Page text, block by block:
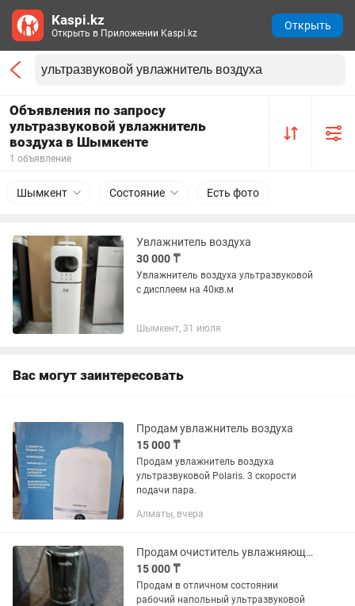
Объявления по запросу
ультразвуковой увлажнитель
воздуха в Шымкенте
1 объявление
Шымкент Состояние Есть фото
Увлажнитель воздуха
30 000 ₸
Увлажнитель воздуха ультразвуковой
с дисплеем на 40кв.м
Шымкент, 31 июля
Вас могут заинтересовать
Продам увлажнитель воздуха
15 000 ₸
Продам увлажнитель воздуха
ультразвуковой Polaris. 3 скорости
подачи пара.
Алматы, вчера
Продам очиститель увлажняющий воздуханапольный ультразвуковой увлажнитель
15 000 ₸
Продам в отличном состоянии
рабочий напольный ультразвуковой
Kaspi.kz
Открыть в Приложении Kaspi.kz
Открыть